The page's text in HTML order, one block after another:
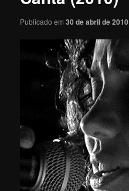
Publicado em30 de abril de 2010